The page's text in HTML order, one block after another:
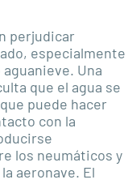
perjudicar
especialmente
Una
que el agua se
puede hacer
con la
los neumáticos y
aeronave. El